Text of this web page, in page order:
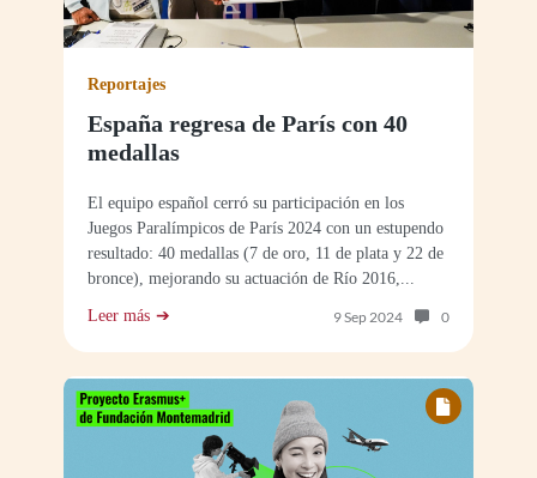
Reportajes
España regresa de París con 40
medallas
El equipo español cerró su participación en los
Juegos Paralímpicos de París 2024 con un estupendo
resultado: 40 medallas (7 de oro, 11 de plata y 22 de
bronce), mejorando su actuación de Río 2016,...
Leer más 9 Sep 2024 Número de
0